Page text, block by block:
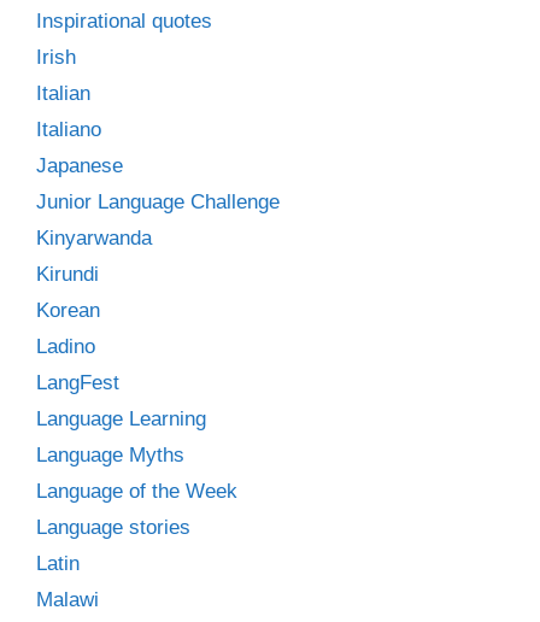
Inspirational quotes
Irish
Italian
Italiano
Japanese
Junior Language Challenge
Kinyarwanda
Kirundi
Korean
Ladino
LangFest
Language Learning
Language Myths
Language of the Week
Language stories
Latin
Malawi